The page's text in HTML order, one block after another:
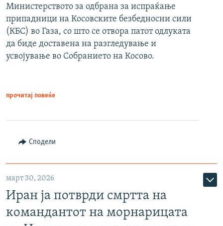
Министерството за одбрана за испраќање
припадници на Косовските безбедносни сили
(КБС) во Газа, со што се отвора патот одлуката
да биде доставена на разгледување и
усвојување во Собранието на Косово.
прочитај повеќе
Сподели
март 30, 2026
Иран ја потврди смртта на
командантот на морнарицата